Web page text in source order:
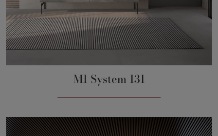
M1 System 131